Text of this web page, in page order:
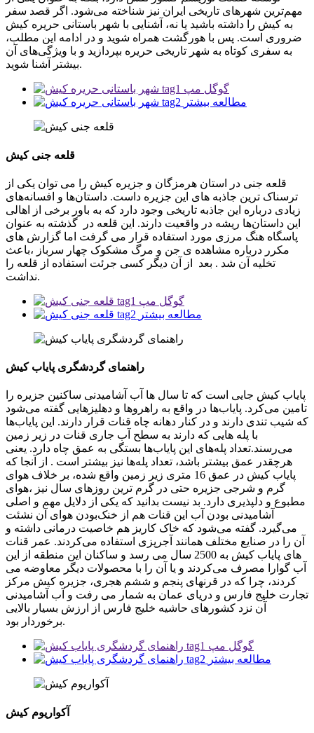
مهم‌ترین شهرهای تاریخی ایران نیز شناخته می‌شود. اگر قصد سفر
به کیش را داشته باشید یا نه، آشنایی با شهر باستانی حریره کیش
ضروری است. پس با هورگشت همراه شوید و در ادامه این مطلب،
به سفری کوتاه به شهر تاریخی حریره بپردازید و با ویژگی‌های آن
بیشتر آشنا شوید.
گوگل مپ
مطالعه بیشتر
قلعه جنی کیش
قلعه جنی در استان هرمزگان و جزیره کیش را می توان یکی از
ترسناک ترین جاذبه های این جزیره داست. داستان‌ها و افسانه‌های
زیادی درباره این جاذبه تاریخی وجود دارد که به باور برخی از اهالی
این داستان‌ها ریشه در واقعیت دارند. این قلعه در گذشته به عنوان
پاسگاه هنگ مرزی مورد استفاده قرار می گرفت اما گزارش های
مکرر درباره مشاهده‌ ی جن و مرگ مشکوک چهار سرباز ،باعث
تخلیه آن شد . بعد از آن دیگر کسی جرئت استفاده از قلعه را
نداشت.
گوگل مپ
مطالعه بیشتر
راهنمای گردشگری پایاب کیش
پایاب کیش جایی است که تا سال ها آب آشامیدنی ساکنین جزیره را
تامین می‌کرد. پایاب‌ها در واقع به راهروها و دهلیزهایی گفته می‌شود
که شیب تندی دارند و در کنار دهانه چاه قنات قرار دارند. این پایاب‌ها
با پله هایی که دارند به سطح آب جاری قنات در زیر زمین
می‌رسند.تعداد پله‌های این پایاب‌ها بستگی به عمق چاه دارد. یعنی
هرچقدر عمق بیشتر باشد، تعداد پله‌ها نیز بیشتر است . از آنجا که
پایاب کیش در عمق 16 متری زیر زمین واقع شده، بر خلاف هوای
گرم و شرجی جزیره حتی در گرم ترین روزهای سال نیز ،هوای
مطبوع و دلپذیری دارد. بد نیست بدانید که یکی از دلایل مهم و اصلی
آشامیدنی بودن آب این قنات هم از خنک‌بودن هوای آن نشئت
می‌گیرد. گفته می‌شود که خاک کاریز هم خاصیت درمانی داشته و
آن را در صنایع مختلف همانند آجرپزی استفاده می‌کردند. عمر قنات
های پایاب کیش به 2500 سال می رسد و ساکنان این منطقه از این
آب گوارا مصرف می‌کردند و یا آن را با محصولات دیگر معاوضه می
کردند، چرا که در قرنهای پنجم و ششم هجری، جزیره کیش مرکز
تجارت خلیج فارس و دریای عمان به شمار می رفت و آب آشامیدنی
آن نزد کشورهای حاشیه خلیج فارس از ارزش بسیار بالایی
برخوردار بود.
گوگل مپ
مطالعه بیشتر
آکواریوم کیش